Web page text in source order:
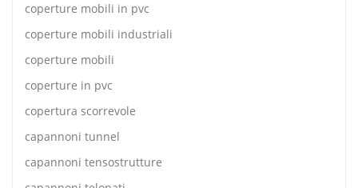
coperture mobili in pvc
coperture mobili industriali
coperture mobili
coperture in pvc
copertura scorrevole
capannoni tunnel
capannoni tensostrutture